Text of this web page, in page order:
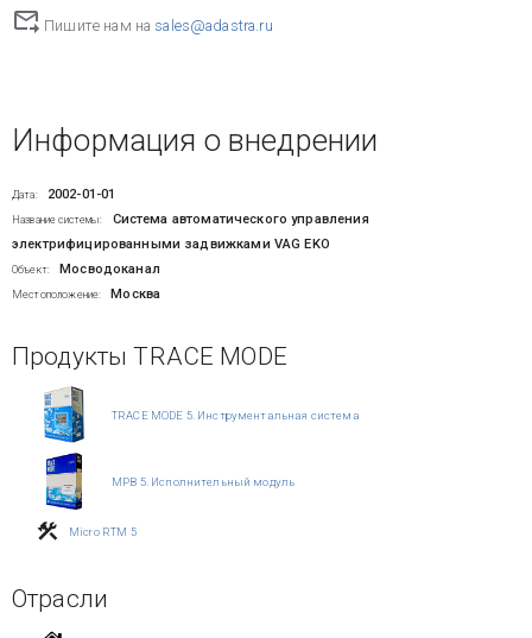
Пишите нам на sales@adastra.ru
Информация о внедрении
Дата: 2002-01-01
Название системы:
Система автоматического управления
электрифицированными задвижками VAG EKO
Объект: Мосводоканал
Местоположение: Москва
Продукты TRACE MODE
TRACE MODE 5. Инструментальная система
МРВ 5. Исполнительный модуль
Micro RTM 5
Отрасли